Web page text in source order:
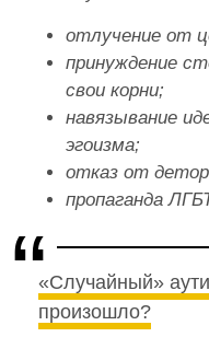
отлучение от
принуждение
свои корни;
навязывание
эгоизма;
отказ от
пропаганда
«Случайный»
произошло?